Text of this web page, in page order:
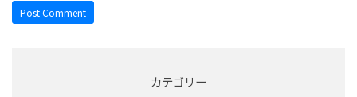
カテゴリー